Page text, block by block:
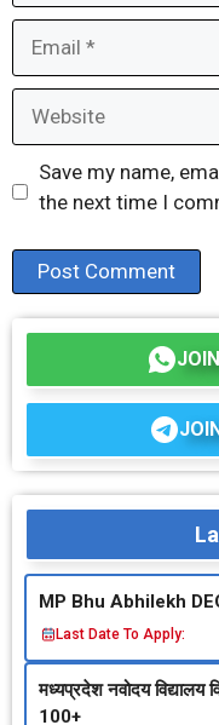
Save my name,
the next time I
MP Bhu Abhilekh
Last Date To Apply:
मध्‍यप्रदेश नवोदय
100+